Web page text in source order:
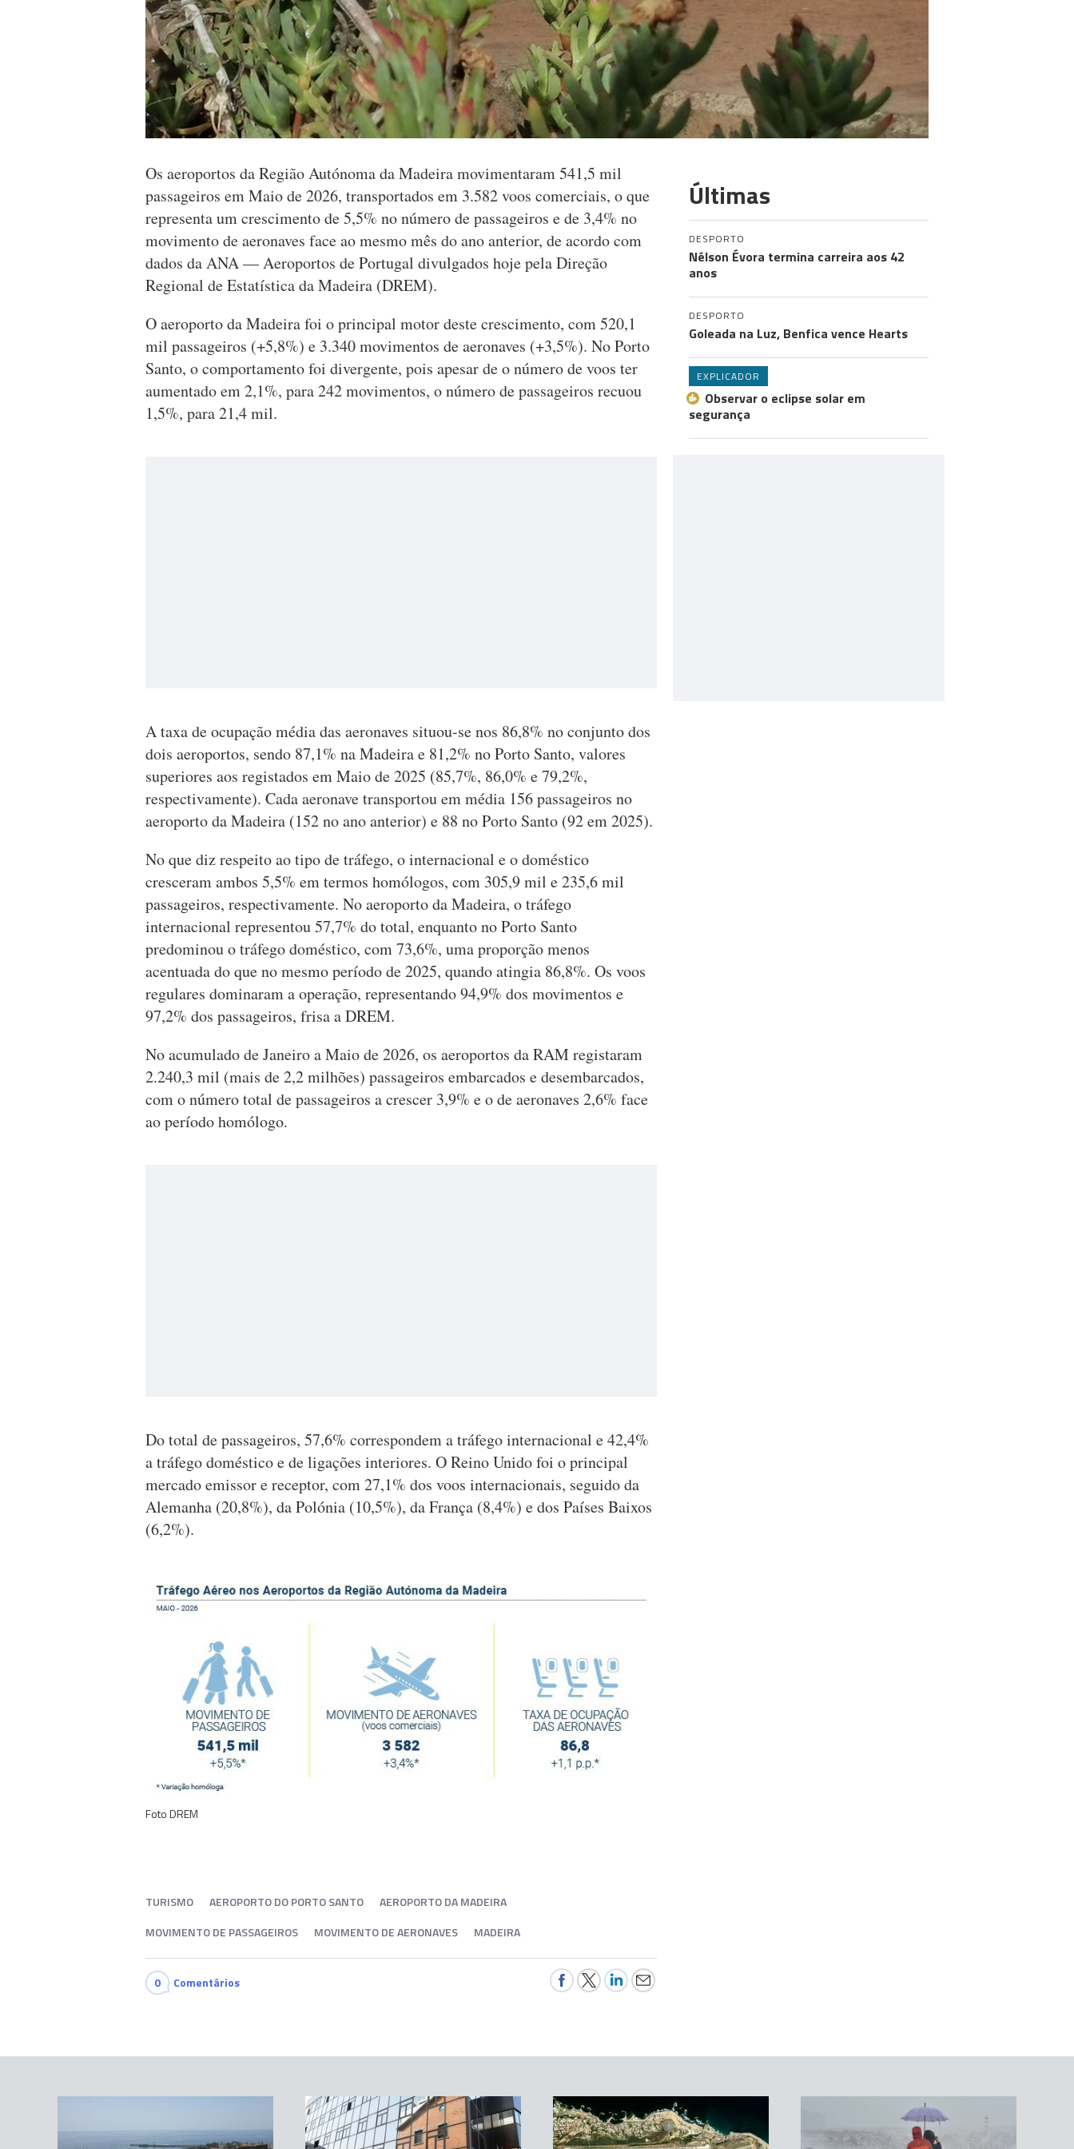
Os aeroportos da Região Autónoma da Madeira movimentaram 541,5 mil
passageiros em Maio de 2026, transportados em 3.582 voos comerciais, o que
representa um crescimento de 5,5% no número de passageiros e de 3,4% no
movimento de aeronaves face ao mesmo mês do ano anterior, de acordo com
dados da ANA — Aeroportos de Portugal divulgados hoje pela Direção
Regional de Estatística da Madeira (DREM).
O aeroporto da Madeira foi o principal motor deste crescimento, com 520,1
mil passageiros (+5,8%) e 3.340 movimentos de aeronaves (+3,5%). No Porto
Santo, o comportamento foi divergente, pois apesar de o número de voos ter
aumentado em 2,1%, para 242 movimentos, o número de passageiros recuou
1,5%, para 21,4 mil.
A taxa de ocupação média das aeronaves situou-se nos 86,8% no conjunto dos
dois aeroportos, sendo 87,1% na Madeira e 81,2% no Porto Santo, valores
superiores aos registados em Maio de 2025 (85,7%, 86,0% e 79,2%,
respectivamente). Cada aeronave transportou em média 156 passageiros no
aeroporto da Madeira (152 no ano anterior) e 88 no Porto Santo (92 em 2025).
No que diz respeito ao tipo de tráfego, o internacional e o doméstico
cresceram ambos 5,5% em termos homólogos, com 305,9 mil e 235,6 mil
passageiros, respectivamente. No aeroporto da Madeira, o tráfego
internacional representou 57,7% do total, enquanto no Porto Santo
predominou o tráfego doméstico, com 73,6%, uma proporção menos
acentuada do que no mesmo período de 2025, quando atingia 86,8%. Os voos
regulares dominaram a operação, representando 94,9% dos movimentos e
97,2% dos passageiros, frisa a DREM.
No acumulado de Janeiro a Maio de 2026, os aeroportos da RAM registaram
2.240,3 mil (mais de 2,2 milhões) passageiros embarcados e desembarcados,
com o número total de passageiros a crescer 3,9% e o de aeronaves 2,6% face
ao período homólogo.
Do total de passageiros, 57,6% correspondem a tráfego internacional e 42,4%
a tráfego doméstico e de ligações interiores. O Reino Unido foi o principal
mercado emissor e receptor, com 27,1% dos voos internacionais, seguido da
Alemanha (20,8%), da Polónia (10,5%), da França (8,4%) e dos Países Baixos
(6,2%).
Foto DREM
TURISMO AEROPORTO DO PORTO SANTO
AEROPORTO DA MADEIRA
MOVIMENTO DE PASSAGEIROS
MOVIMENTO DE AERONAVES MADEIRA
0 Comentários
Últimas
DESPORTO
Nélson Évora termina carreira aos 42
anos
DESPORTO
Goleada na Luz, Benfica vence Hearts
EXPLICADOR
Observar o eclipse solar em
segurança